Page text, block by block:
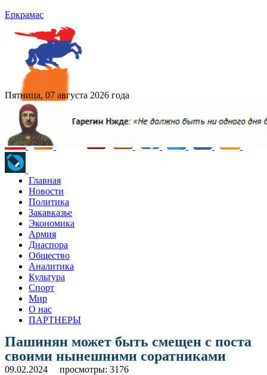
Еркрамас
Пятница, 07 августа 2026 года
Главная
Новости
Политика
Закавказье
Экономика
Армия
Диаспора
Общество
Аналитика
Культура
Спорт
Мир
О нас
ПАРТНЕРЫ
Пашинян может быть смещен с поста
своими нынешними соратниками
09.02.2024 просмотры: 3176